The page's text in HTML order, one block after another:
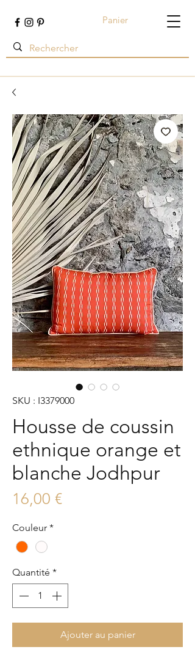
Panier
SKU : I3379000
Housse de coussin
ethnique orange et
blanche Jodhpur
16,00 €Prix
Couleur *
Quantité *
Ajouter au panier